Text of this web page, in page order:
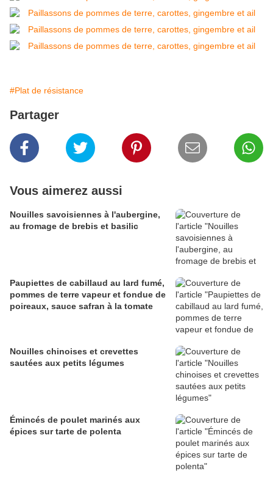
#Plat de résistance
Partager
Vous aimerez aussi
Nouilles savoisiennes à l'aubergine,
au fromage de brebis et basilic
Paupiettes de cabillaud au lard fumé,
pommes de terre vapeur et fondue de
poireaux, sauce safran à la tomate
Nouilles chinoises et crevettes
sautées aux petits légumes
Émincés de poulet marinés aux
épices sur tarte de polenta